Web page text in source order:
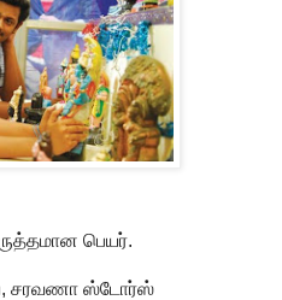
பெயர்.
சரவணா ஸ்டோர்ஸ்